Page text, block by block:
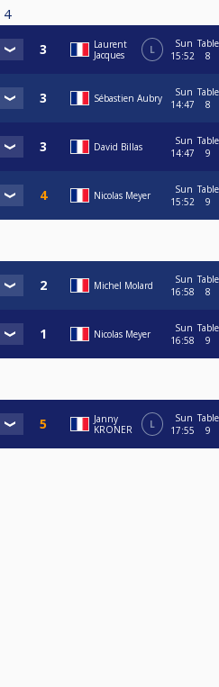
4
Laurent
Jacques
L
Sun
15:52
Table
8
Sébastien Aubry
Sun
14:47
Table
8
David Billas
Sun
14:47
Table
9
Nicolas Meyer
Sun
15:52
Table
9
Michel Molard
Sun
16:58
Table
8
Nicolas Meyer
Sun
16:58
Table
9
Janny
KRONER
L
Sun
17:55
Table
9